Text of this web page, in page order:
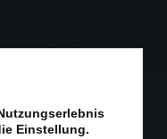
Einstellung.